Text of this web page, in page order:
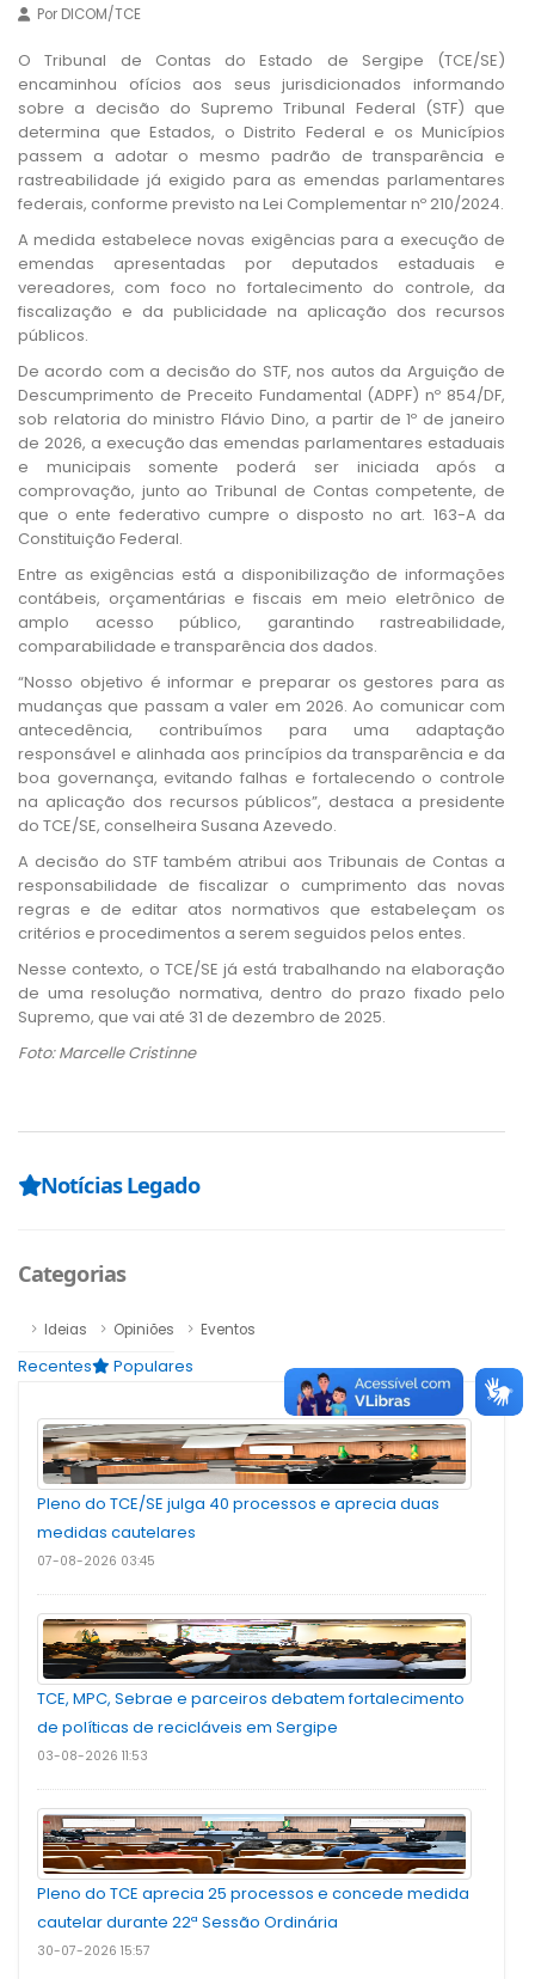
Por DICOM/TCE
O Tribunal de Contas do Estado de Sergipe (TCE/SE)
encaminhou ofícios aos seus jurisdicionados informando
sobre a decisão do Supremo Tribunal Federal (STF) que
determina que Estados, o Distrito Federal e os Municípios
passem a adotar o mesmo padrão de transparência e
rastreabilidade já exigido para as emendas parlamentares
federais, conforme previsto na Lei Complementar nº 210/2024.
A medida estabelece novas exigências para a execução de
emendas apresentadas por deputados estaduais e
vereadores, com foco no fortalecimento do controle, da
fiscalização e da publicidade na aplicação dos recursos
públicos.
De acordo com a decisão do STF, nos autos da Arguição de
Descumprimento de Preceito Fundamental (ADPF) nº 854/DF,
sob relatoria do ministro Flávio Dino, a partir de 1º de janeiro
de 2026, a execução das emendas parlamentares estaduais
e municipais somente poderá ser iniciada após a
comprovação, junto ao Tribunal de Contas competente, de
que o ente federativo cumpre o disposto no art. 163-A da
Constituição Federal.
Entre as exigências está a disponibilização de informações
contábeis, orçamentárias e fiscais em meio eletrônico de
amplo acesso público, garantindo rastreabilidade,
comparabilidade e transparência dos dados.
“Nosso objetivo é informar e preparar os gestores para as
mudanças que passam a valer em 2026. Ao comunicar com
antecedência, contribuímos para uma adaptação
responsável e alinhada aos princípios da transparência e da
boa governança, evitando falhas e fortalecendo o controle
na aplicação dos recursos públicos”, destaca a presidente
do TCE/SE, conselheira Susana Azevedo.
A decisão do STF também atribui aos Tribunais de Contas a
responsabilidade de fiscalizar o cumprimento das novas
regras e de editar atos normativos que estabeleçam os
critérios e procedimentos a serem seguidos pelos entes.
Nesse contexto, o TCE/SE já está trabalhando na elaboração
de uma resolução normativa, dentro do prazo fixado pelo
Supremo, que vai até 31 de dezembro de 2025.
Foto: Marcelle Cristinne
Notícias Legado
Categorias
Ideias Opiniões Eventos
Recentes Populares
Pleno do TCE/SE julga 40 processos e aprecia duas
medidas cautelares
07-08-2026 03:45
TCE, MPC, Sebrae e parceiros debatem fortalecimento
de políticas de recicláveis em Sergipe
03-08-2026 11:53
Pleno do TCE aprecia 25 processos e concede medida
cautelar durante 22ª Sessão Ordinária
30-07-2026 15:57